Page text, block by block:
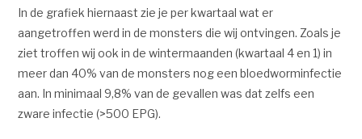
In de grafiek hiernaast zie je per kwartaal wat er
aangetroffen werd in de monsters die wij ontvingen. Zoals je
ziet troffen wij ook in de wintermaanden (kwartaal 4 en 1) in
meer dan 40% van de monsters nog een bloedworminfectie
aan. In minimaal 9,8% van de gevallen was dat zelfs een
zware infectie (>500 EPG).